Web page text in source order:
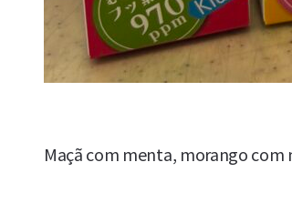
Maçã com menta, morango com